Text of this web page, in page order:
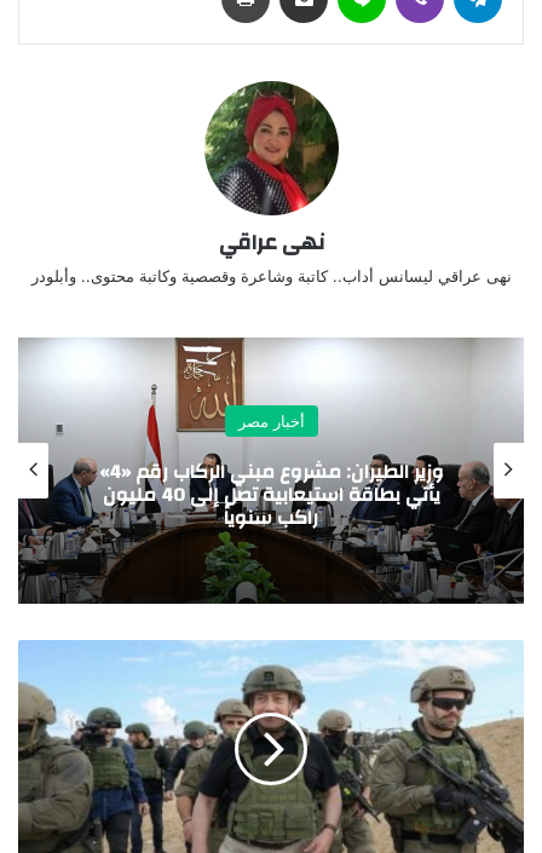
نهى عراقي
نهى عراقي ليسانس أداب.. كاتبة وشاعرة وقصصية وكاتبة محتوى.. وأبلودر
أخبار مصر
وزير الطيران: مشروع مبني الركاب رقم «4»
يأتي بطاقة استيعابية تصل إلى 40 مليون
راكب سنوياً